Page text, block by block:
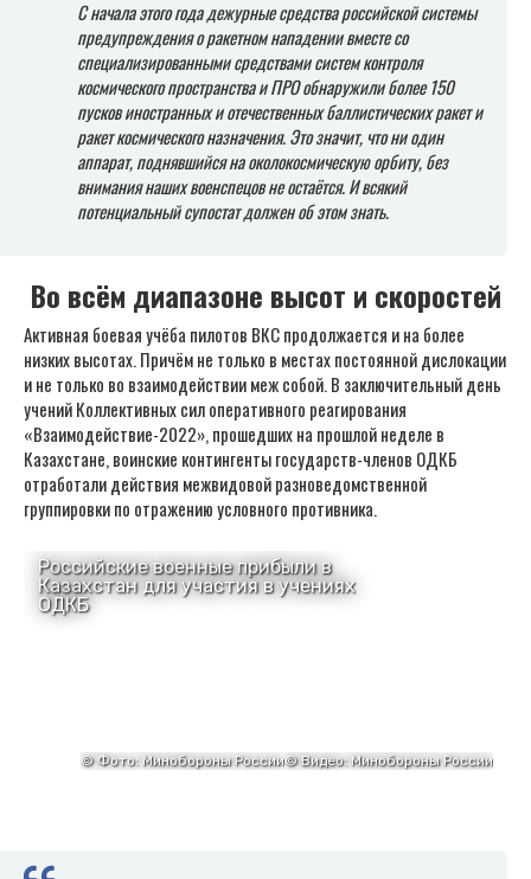
С начала этого года дежурные средства российской системы
предупреждения о ракетном нападении вместе со
специализированными средствами систем контроля
космического пространства и ПРО обнаружили более 150
пусков иностранных и отечественных баллистических ракет и
ракет космического назначения. Это значит, что ни один
аппарат, поднявшийся на околокосмическую орбиту, без
внимания наших военспецов не остаётся. И всякий
потенциальный супостат должен об этом знать.
Во всём диапазоне высот и скоростей
Активная боевая учёба пилотов ВКС продолжается и на более
низких высотах. Причём не только в местах постоянной дислокации
и не только во взаимодействии меж собой. В заключительный день
учений Коллективных сил оперативного реагирования
«Взаимодействие-2022», прошедших на прошлой неделе в
Казахстане, воинские контингенты государств-членов ОДКБ
отработали действия межвидовой разноведомственной
группировки по отражению условного противника.